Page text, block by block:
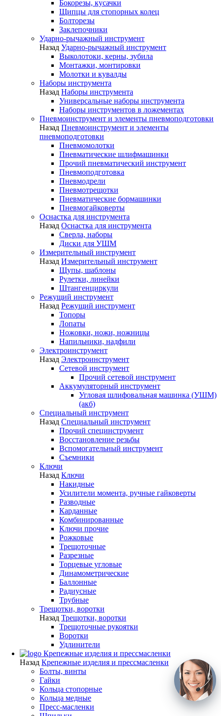
Бокорезы, кусачки
Щипцы для стопорных колец
Болторезы
Заклепочники
Ударно-рычажный инструмент
Назад Ударно-рычажный инструмент
Выколотоки, керны, зубила
Монтажки, монтировки
Молотки и кувалды
Наборы инструмента
Назад Наборы инструмента
Универсальные наборы инструмента
Наборы инструментов в ложементах
Пневмоинструмент и элементы пневмоподготовки
Назад Пневмоинструмент и элементы
пневмоподготовки
Пневмомолотки
Пневматические шлифмашинки
Прочий пневматический инструмент
Пневмоподготовка
Пневмодрели
Пневмотрещотки
Пневматические бормашинки
Пневмогайковерты
Оснастка для инструмента
Назад Оснастка для инструмента
Сверла, наборы
Диски для УШМ
Измерительный инструмент
Назад Измерительный инструмент
Щупы, шаблоны
Рулетки, линейки
Штангенциркули
Режущий инструмент
Назад Режущий инструмент
Топоры
Лопаты
Ножовки, ножи, ножницы
Напильники, надфили
Электроинструмент
Назад Электроинструмент
Сетевой инструмент
Прочий сетевой инструмент
Аккумуляторный инструмент
Угловая шлифовальная машинка (УШМ)
(акб)
Специальный инструмент
Назад Специальный инструмент
Прочий специнструмент
Восстановление резьбы
Вспомогательный инструмент
Съемники
Ключи
Назад Ключи
Накидные
Усилители момента, ручные гайковерты
Разводные
Карданные
Комбинированные
Ключи прочие
Рожковые
Трещоточные
Разрезные
Торцевые угловые
Динамометрические
Баллонные
Радиусные
Трубные
Трещотки, воротки
Назад Трещотки, воротки
Трещоточные рукоятки
Воротки
Удлинители
Крепежные изделия и прессмасленки
Назад Крепежные изделия и прессмасленки
Болты, винты
Гайки
Кольца стопорные
Кольца медные
Пресс-масленки